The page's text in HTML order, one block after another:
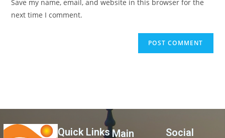
Save my name, email, and website in this browser for the
next time I comment.
Quick Links Main
Social